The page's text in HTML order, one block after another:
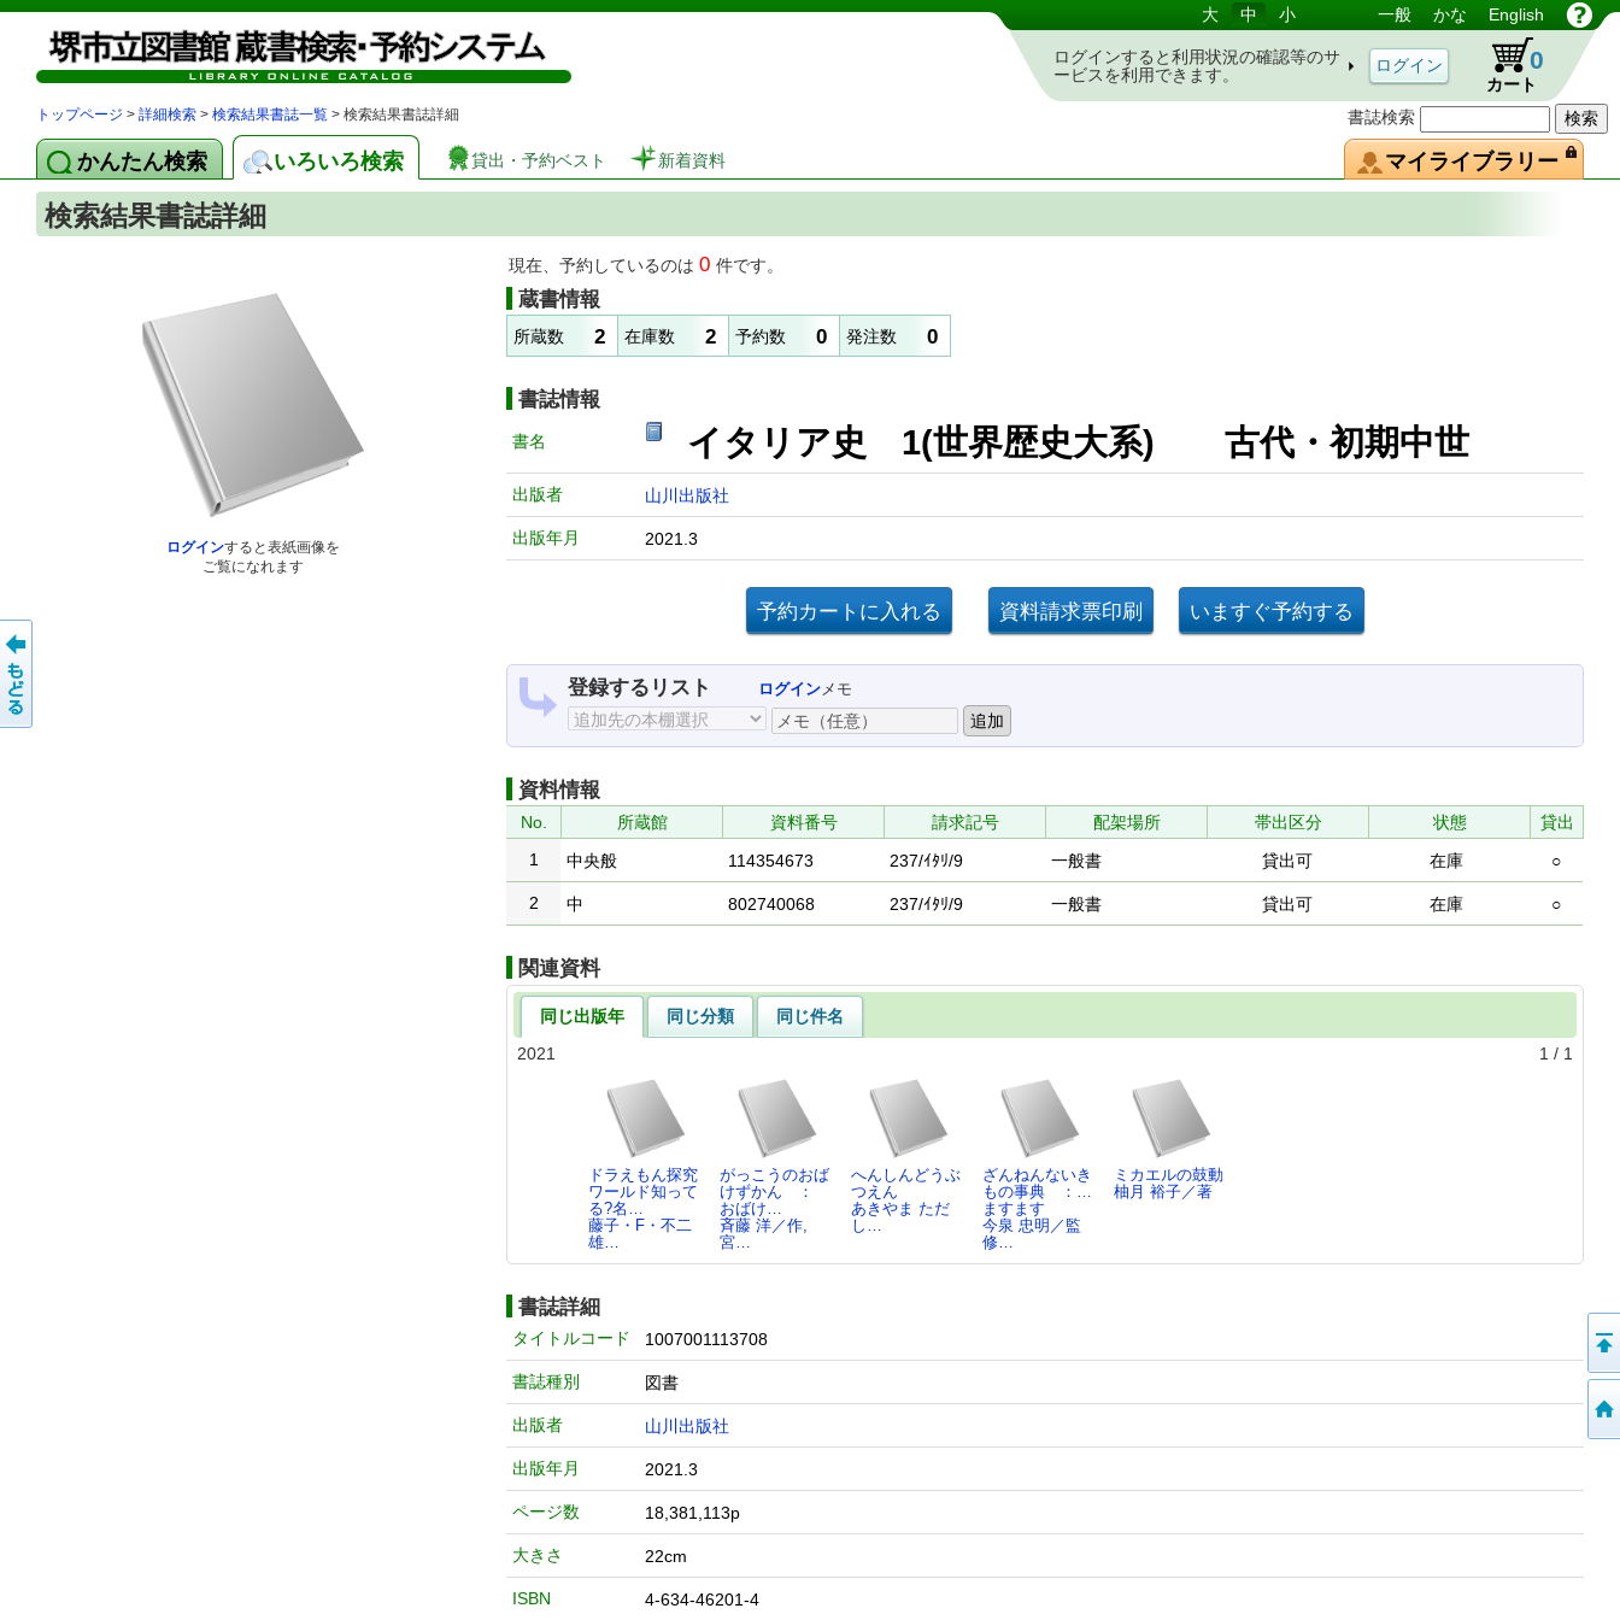
図書館 蔵書検索・予約システム
書誌検索
大 中 小 一般 かな English
ログインすると利用状況の確認等のサ
ービスを利用できます。
カート
0
トップページ > 詳細検索 > 検索結果書誌一覧 > 検索結果書誌詳細
かんたん検索 いろいろ検索 貸出・予約ベスト 新着資料 マイライブラリー
検索結果書誌詳細
ログインすると表紙画像を
ご覧になれます
現在、予約しているのは 0 件です。
蔵書情報
所蔵数 2 在庫数 2 予約数 0 発注数 0
書誌情報
書名 イタリア史 1(世界歴史大系) 古代・初期中世
出版者 山川出版社
出版年月 2021.3
登録するリスト ログインメモ
資料情報
No. 所蔵館 資料番号 請求記号 配架場所 帯出区分 状態
貸出
1
中央般 114354673 237/ｲﾀﾘ/9 一般書 貸出可 在庫 ○
2 中 802740068 237/ｲﾀﾘ/9 一般書 貸出可 在庫 ○
関連資料
同じ出版年 同じ分類
同じ件名
2021
1 / 1
ドラえもん探究
ワールド知って
る?名…
藤子・F・不二
雄…
がっこうのおば
けずかん ：
おばけ…
斉藤 洋／作,
宮…
へんしんどうぶ
つえん
あきやま ただ
し…
ざんねんないき
もの事典 ：…
ますます
今泉 忠明／監
修…
ミカエルの鼓動
柚月 裕子／著
書誌詳細
タイトルコード 1007001113708
書誌種別 図書
出版者 山川出版社
出版年月 2021.3
ページ数 18,381,113p
大きさ 22cm
ISBN 4-634-46201-4